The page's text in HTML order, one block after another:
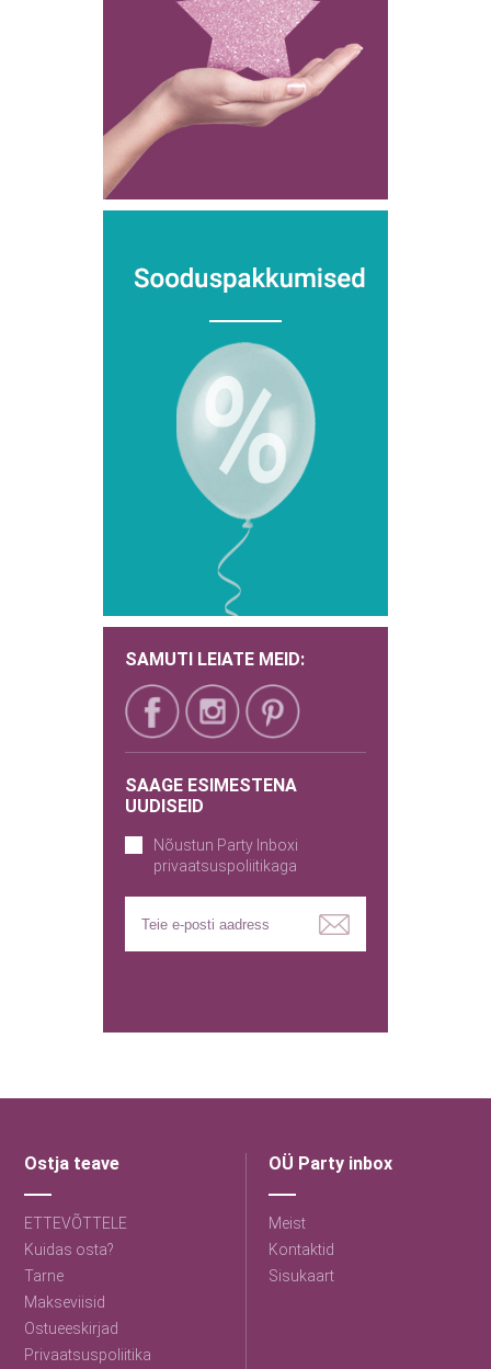
SAMUTI LEIATE MEID:
SAAGE ESIMESTENA
UUDISEID
Nõustun Party Inboxi
privaatsuspoliitikaga
Ostja teave
ETTEVÕTTELE
Kuidas osta?
Tarne
Makseviisid
Ostueeskirjad
Privaatsuspoliitika
OÜ Party inbox
Meist
Kontaktid
Sisukaart